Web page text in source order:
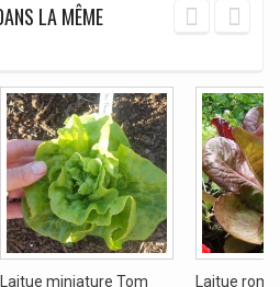
LA MÊME
Laitue miniature Tom
Laitue